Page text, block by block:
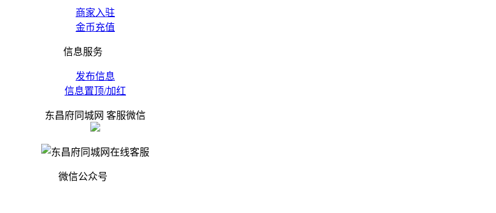
商家入驻
金币充值
信息服务
发布信息
信息置顶/加红
东昌府同城网 客服微信
微信公众号